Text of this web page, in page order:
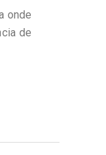
onde
de